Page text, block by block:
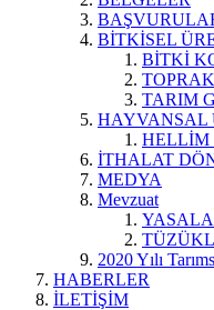
BİTKİSEL
BİTKİ
TARIM
HAYVANSAL
HELLİM
İTHALAT
MEDYA
Mevzuat
2020 Yılı
HABERLER
İLETİŞİM